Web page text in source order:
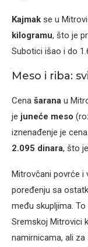
Kajmak se u
kilogramu, što je
Subotici išao i do
Meso i riba:
Cena šarana u
je juneće meso
iznenađenje je cena
2.095 dinara, što
Mitrovčani povrće i
poređenju sa
među skupljima.
Sremskoj Mitrovici
namirnicama, ali